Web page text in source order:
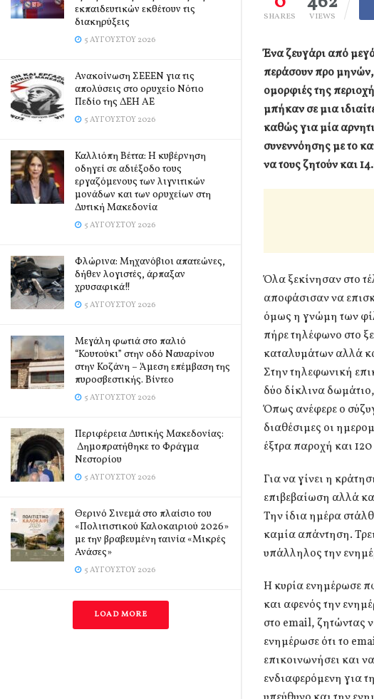
εκπαιδευτικών εκθέτουν τις
διακηρύξεις
5 ΑΥΓΟΎΣΤΟΥ 2026
Ανακοίνωση ΣΕΕΕΝ για τις
απολύσεις στο ορυχείο Νότιο
Πεδίο της ΔΕΗ ΑΕ
5 ΑΥΓΟΎΣΤΟΥ 2026
Καλλιόπη Βέττα: Η κυβέρνηση
οδηγεί σε αδιέξοδο τους
εργαζόμενους των λιγνιτικών
μονάδων και των ορυχείων στη
Δυτική Μακεδονία
5 ΑΥΓΟΎΣΤΟΥ 2026
Φλώρινα: Μηχανόβιοι απατεώνες,
δήθεν λογιστές, άρπαξαν
χρυσαφικά!!
5 ΑΥΓΟΎΣΤΟΥ 2026
Μεγάλη φωτιά στο παλιό
“Κουτούκι” στην οδό Ναυαρίνου
στην Κοζάνη – Άμεση επέμβαση της
πυροσβεστικής. Βίντεο
5 ΑΥΓΟΎΣΤΟΥ 2026
Περιφέρεια Δυτικής Μακεδονίας:
Δημοπρατήθηκε το Φράγμα
Νεστορίου
5 ΑΥΓΟΎΣΤΟΥ 2026
Θερινό Σινεμά στο πλαίσιο του
«Πολιτιστικού Καλοκαιριού 2026»
με την βραβευμένη ταινία «Μικρές
Ανάσες»
5 ΑΥΓΟΎΣΤΟΥ 2026
LOAD MORE
SHARES VIEWS
Ένα ζευγάρι από
περάσουν προ μηνών,
ομορφιές της
μπήκαν σε μια
καθώς για μία
συνεννόησης με το
να τους ζητούν και
Όλα ξεκίνησαν στο
αποφάσισαν να
όμως η γνώμη των
πήρε τηλέφωνο στο
καταλυμάτων αλλά
Στην τηλεφωνική
δύο δίκλινα
Όπως ανέφερε ο
διαθέσιμες οι
έξτρα παροχή και
Για να γίνει η
επιβεβαίωση αλλά
Την ίδια ημέρα
καμία απάντηση.
υπάλληλος την
Η κυρία ενημέρωσε
και αφενός την
στο email, ζητώντας
ενημέρωσε ότι το
επικοινωνήσει και
ενδιαφερόμενη για